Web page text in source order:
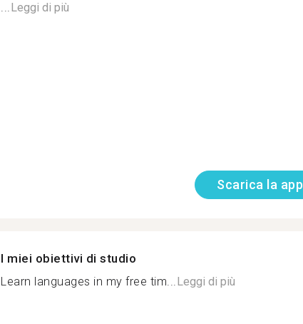
...Leggi di più
Scarica la app
I miei obiettivi di studio
Learn languages in my free tim...Leggi di più